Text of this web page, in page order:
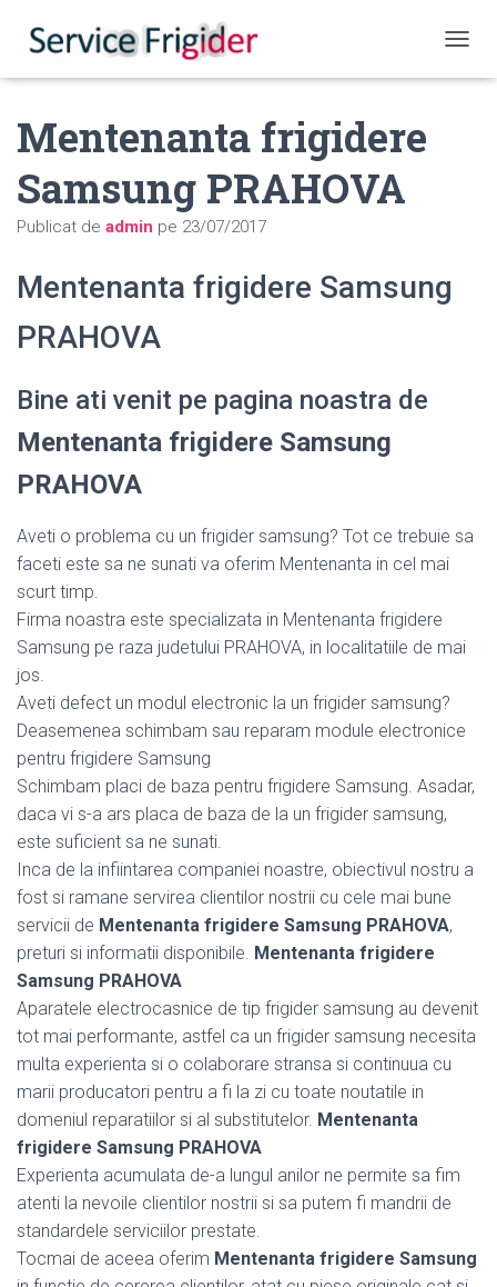
Mentenanta frigidere
Samsung PRAHOVA
Publicat de admin pe 23/07/2017
Mentenanta frigidere Samsung
PRAHOVA
Bine ati venit pe pagina noastra de
Mentenanta frigidere Samsung
PRAHOVA
Aveti o problema cu un frigider samsung? Tot ce trebuie sa
faceti este sa ne sunati va oferim Mentenanta in cel mai
scurt timp.
Firma noastra este specializata in Mentenanta frigidere
Samsung pe raza judetului PRAHOVA, in localitatiile de mai
jos.
Aveti defect un modul electronic la un frigider samsung?
Deasemenea schimbam sau reparam module electronice
pentru frigidere Samsung
Schimbam placi de baza pentru frigidere Samsung. Asadar,
daca vi s-a ars placa de baza de la un frigider samsung,
este suficient sa ne sunati.
Inca de la infiintarea companiei noastre, obiectivul nostru a
fost si ramane servirea clientilor nostrii cu cele mai bune
servicii de Mentenanta frigidere Samsung PRAHOVA,
preturi si informatii disponibile. Mentenanta frigidere
Samsung PRAHOVA
Aparatele electrocasnice de tip frigider samsung au devenit
tot mai performante, astfel ca un frigider samsung necesita
multa experienta si o colaborare stransa si continuua cu
marii producatori pentru a fi la zi cu toate noutatile in
domeniul reparatiilor si al substitutelor. Mentenanta
frigidere Samsung PRAHOVA
Experienta acumulata de-a lungul anilor ne permite sa fim
atenti la nevoile clientilor nostrii si sa putem fi mandrii de
standardele serviciilor prestate.
Tocmai de aceea oferim Mentenanta frigidere Samsung